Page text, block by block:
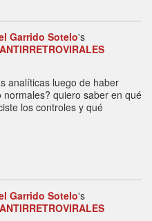
Garrido Sotelo's
analíticas luego de haber
quiero saber en qué
los controles y qué
Garrido Sotelo's